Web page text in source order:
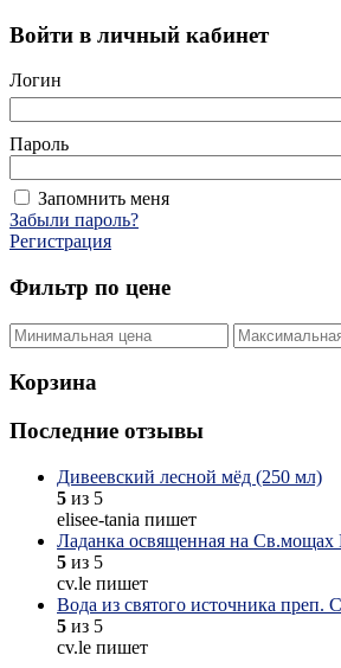
Войти в личный кабинет
Логин
Пароль
Запомнить меня
Забыли пароль?
Регистрация
Фильтр по цене
Корзина
Последние отзывы
Дивеевский лесной мёд (250 мл)
5 из 5
elisee-tania пишет
Ладанка освященная на
5 из 5
cv.le пишет
Вода из святого источника преп.
5 из 5
cv.le пишет